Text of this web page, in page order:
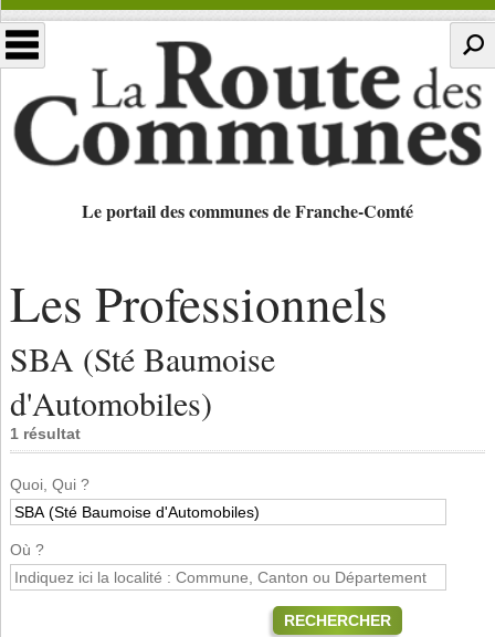
Le portail des communes de Franche-Comté
Les Professionnels
SBA (Sté Baumoise
d'Automobiles)
1 résultat
Quoi, Qui ?
Où ?
RECHERCHER